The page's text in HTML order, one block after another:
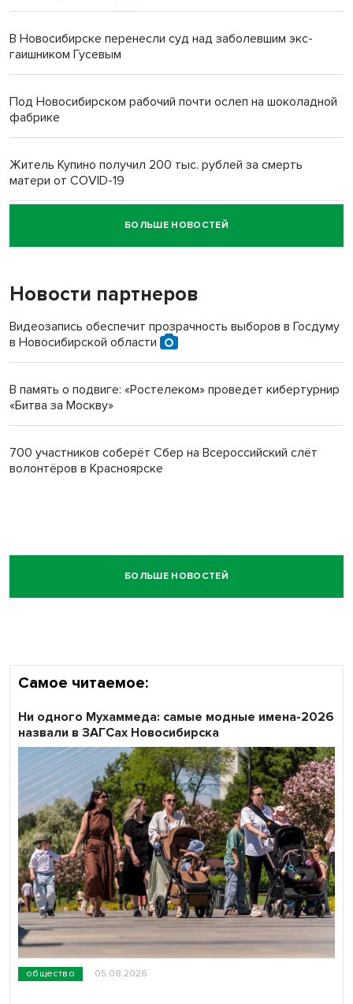
В Новосибирске перенесли суд над заболевшим экс-
гаишником Гусевым
Под Новосибирском рабочий почти ослеп на шоколадной
фабрике
Житель Купино получил 200 тыс. рублей за смерть
матери от COVID-19
Новосибирский суд наказал водителя за смерть
пенсионерки на вокзале
БОЛЬШЕ НОВОСТЕЙ
Новости партнеров
Видеозапись обеспечит прозрачность выборов в Госдуму
в Новосибирской области
В память о подвиге: «Ростелеком» проведет кибертурнир
«Битва за Москву»
700 участников соберёт Сбер на Всероссийский слёт
волонтёров в Красноярске
БОЛЬШЕ НОВОСТЕЙ
Самое читаемое:
общество 05.08.2026
Ни одного Мухаммеда: самые модные имена-2026
назвали в ЗАГСах Новосибирска